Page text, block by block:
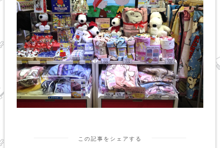
この記事をシェアする